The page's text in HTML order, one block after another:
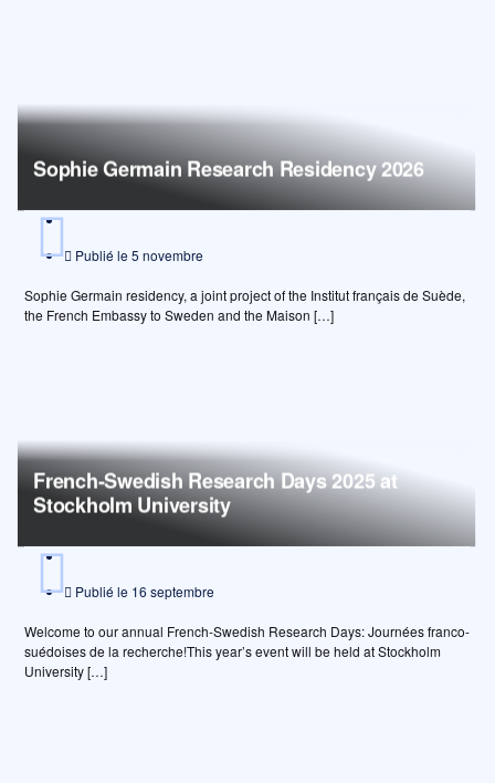
Sophie Germain Research Residency 2026
Publié le 5 novembre
Sophie Germain residency, a joint project of the Institut français de Suède,
the French Embassy to Sweden and the Maison […]
French-Swedish Research Days 2025 at
Stockholm University
Publié le 16 septembre
Welcome to our annual French-Swedish Research Days: Journées franco-
suédoises de la recherche!This year’s event will be held at Stockholm
University […]